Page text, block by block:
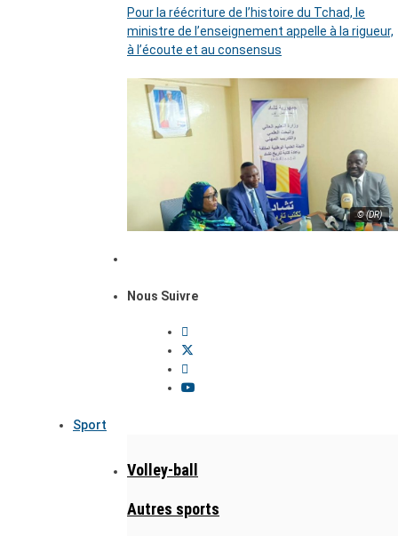
Pour la réécriture de l’histoire du Tchad, le
ministre de l’enseignement appelle à la rigueur,
à l’écoute et au consensus
© (DR)
Nous Suivre
Sport
Volley-ball
Autres sports